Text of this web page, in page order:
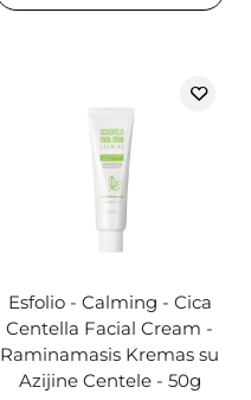
Esfolio - Calming - Cica
Centella Facial Cream -
Raminamasis Kremas su
Azijine Centele - 50g